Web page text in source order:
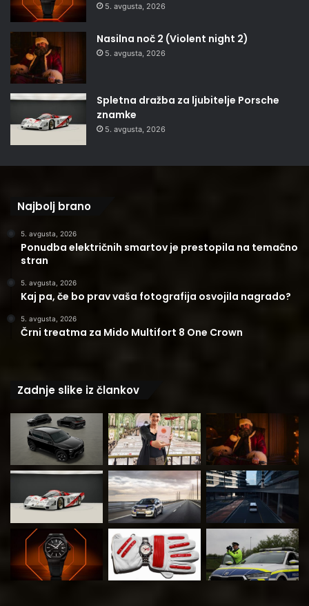
5. avgusta, 2026
Nasilna noč 2 (Violent night 2)
5. avgusta, 2026
Spletna dražba za ljubitelje Porsche
znamke
5. avgusta, 2026
Najbolj brano
5. avgusta, 2026
Ponudba električnih smartov je prestopila na temačno
stran
5. avgusta, 2026
Kaj pa, če bo prav vaša fotografija osvojila nagrado?
5. avgusta, 2026
Črni treatma za Mido Multifort 8 One Crown
Zadnje slike iz člankov